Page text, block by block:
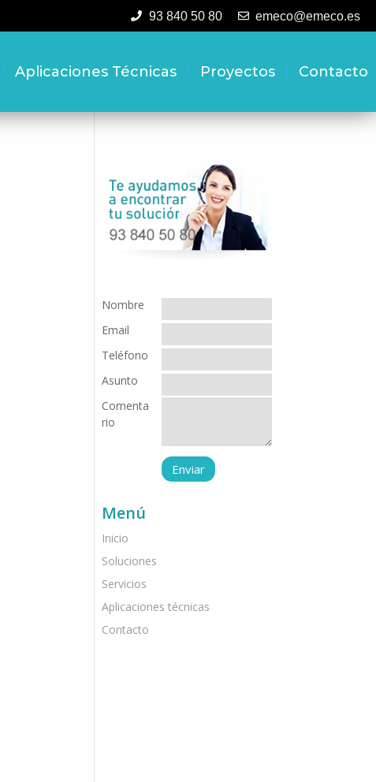
93 840 50 80 emeco@emeco.es
Aplicaciones Técnicas Proyectos Contacto
Nombre
Email
Teléfono
Asunto
Comenta
rio
Menú
Inicio
Soluciones
Servicios
Aplicaciones técnicas
Contacto